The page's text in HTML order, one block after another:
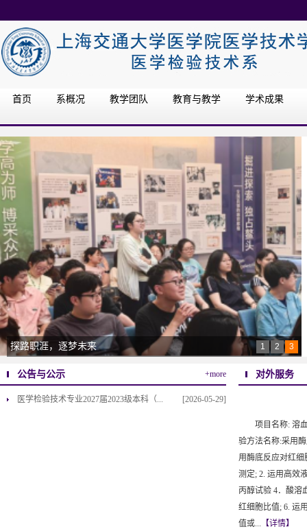
首页 系概况 教学团队 教育与教学 学术成果
探路职涯，逐梦未来 1 2 3
公告与公示 +more
医学检验技术专业2027届2023级本科（... [2026-05-29]
对外服务
项目名称: 溶
验方法名称:采用
用酶底反应对红细
测定; 2. 运用高效
丙醇试验 4．酸溶
红细胞比值; 6. 运
值或... 【详情】